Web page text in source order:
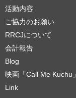
活動内容
ご協力のお願い
RRCJについて
会計報告
Blog
映画「Call Me Kuchu」
Link